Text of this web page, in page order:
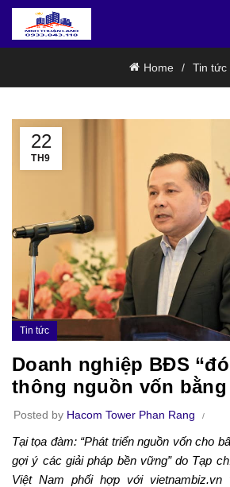
Home Tin tức
22
TH9
Tin tức
Doanh nghiệp BĐS
thông nguồn vốn
Posted by Hacom Tower Phan Rang
Tại tọa đàm: “Phát triển nguồn vốn cho
gợi ý các giải pháp bền vững” do Tạp
Việt Nam phối hợp với vietnambiz.vn